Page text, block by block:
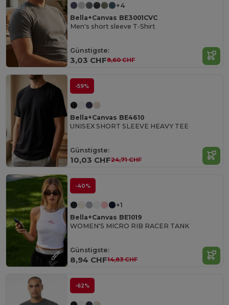
+4
Bella+Canvas BE3001CVC
Men's short sleeve T-Shirt
Günstigste:
3,03 CHF8,60 CHF
-59%
Bella+Canvas BE4610
UNISEX SHORT SLEEVE HEAVY TEE
Günstigste:
10,03 CHF24,71 CHF
-40%
+1
Bella+Canvas BE1019
WOMEN'S MICRO RIB RACER TANK
Günstigste:
8,94 CHF14,83 CHF
-62%